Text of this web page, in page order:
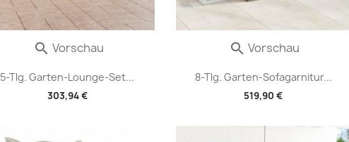
5-Tlg. Garten-Lounge-Set...
303,94 €
 Vorschau
8-Tlg. Garten-Sofagarnitur...
519,90 €
 Vorschau